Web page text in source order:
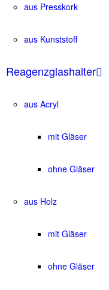
aus Presskork
aus Kunststoff
Reagenzglashalter
aus Acryl
mit Gläser
ohne Gläser
aus Holz
mit Gläser
ohne Gläser